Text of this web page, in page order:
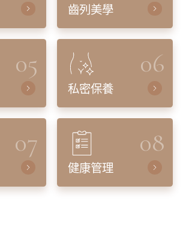
齒列美學
05 06
私密保養
07 08
健康管理